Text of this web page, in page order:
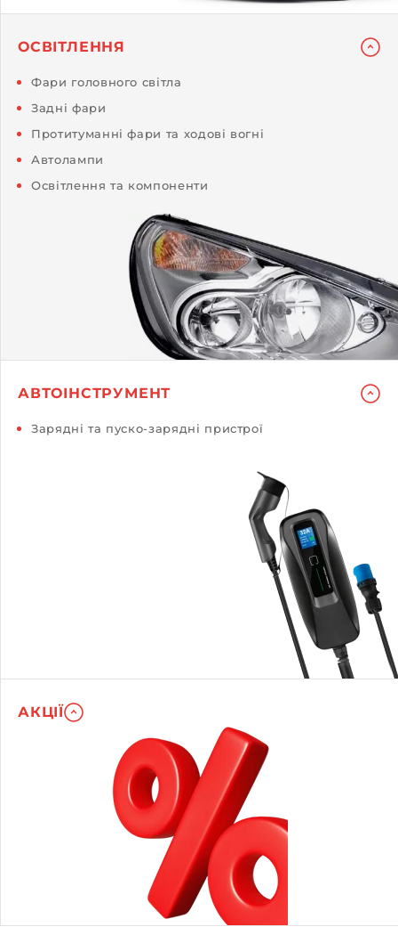
ОСВІТЛЕННЯ
Фари головного світла
Задні фари
Протитуманні фари та ходові вогні
Автолампи
Освітлення та компоненти
АВТОІНСТРУМЕНТ
Зарядні та пуско-зарядні пристрої
АКЦІЇ